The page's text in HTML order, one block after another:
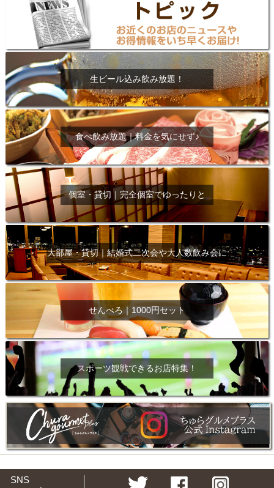
生ビール込み飲み放題！
食べ飲み放題｜料金を気にせず♪
個室・貸切｜完全個室でゆったりと
大部屋・貸切｜結婚式二次会や大人数飲み会に
せんべろ｜1000円セット
スポーツ観戦できるお店特集！
SNS